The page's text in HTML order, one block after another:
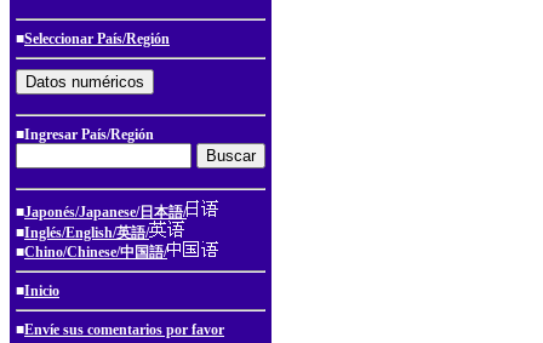
■Seleccionar País/Región
■Ingresar País/Región
■Japonés/Japanese/日本語/
■Inglés/English/英語/
■Chino/Chinese/中国語/
■Inicio
■Envíe sus comentarios por favor